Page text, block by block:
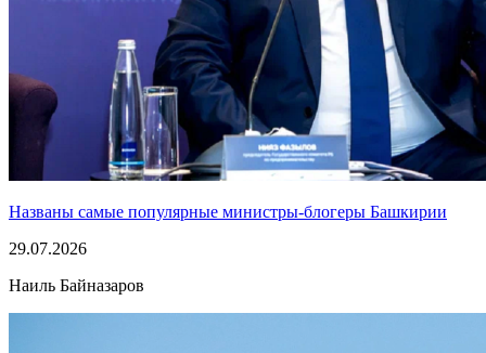
Названы самые популярные министры-блогеры Башкирии
29.07.2026
Наиль Байназаров